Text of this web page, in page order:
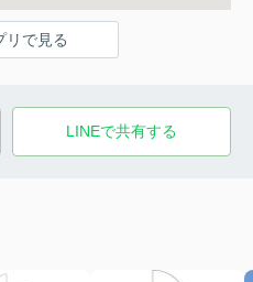
リで見る
LINEで共有する